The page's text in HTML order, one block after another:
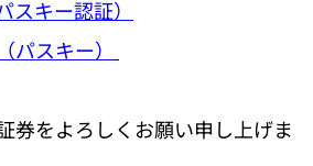
スキー認証）
パスキー）
券をよろしくお願い申し上げま